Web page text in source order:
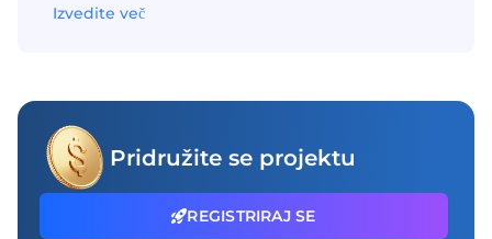
Izvedite več
Pridružite se projektu
REGISTRIRAJ SE